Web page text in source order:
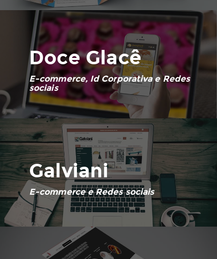
Doce Glacê
E-commerce, Id Corporativa e Redes
sociais
Galviani
E-commerce e Redes sociais